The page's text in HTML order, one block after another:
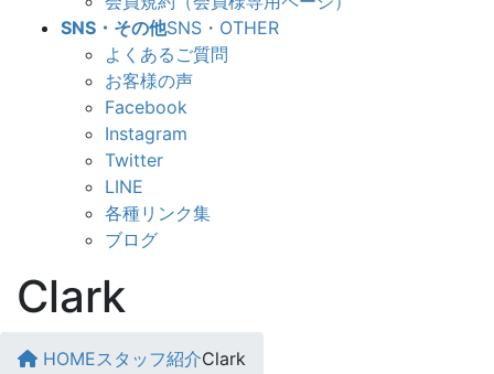
SNS・その他SNS・OTHER
よくあるご質問
お客様の声
Facebook
Instagram
Twitter
LINE
各種リンク集
ブログ
Clark
HOMEスタッフ紹介Clark